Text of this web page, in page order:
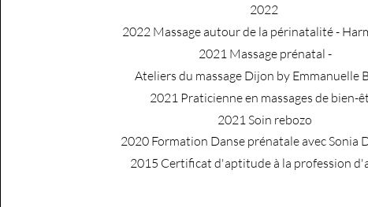
2022
​2022 Massage autour de la périnatalité -
2021 Massage prénatal -
Ateliers du massage Dijon by Emmanuelle
​2021 Praticienne en massages de bien-
2021 Soin rebozo
2020 Formation Danse prénatale avec Sonia
2015 Certificat d'aptitude à la profession